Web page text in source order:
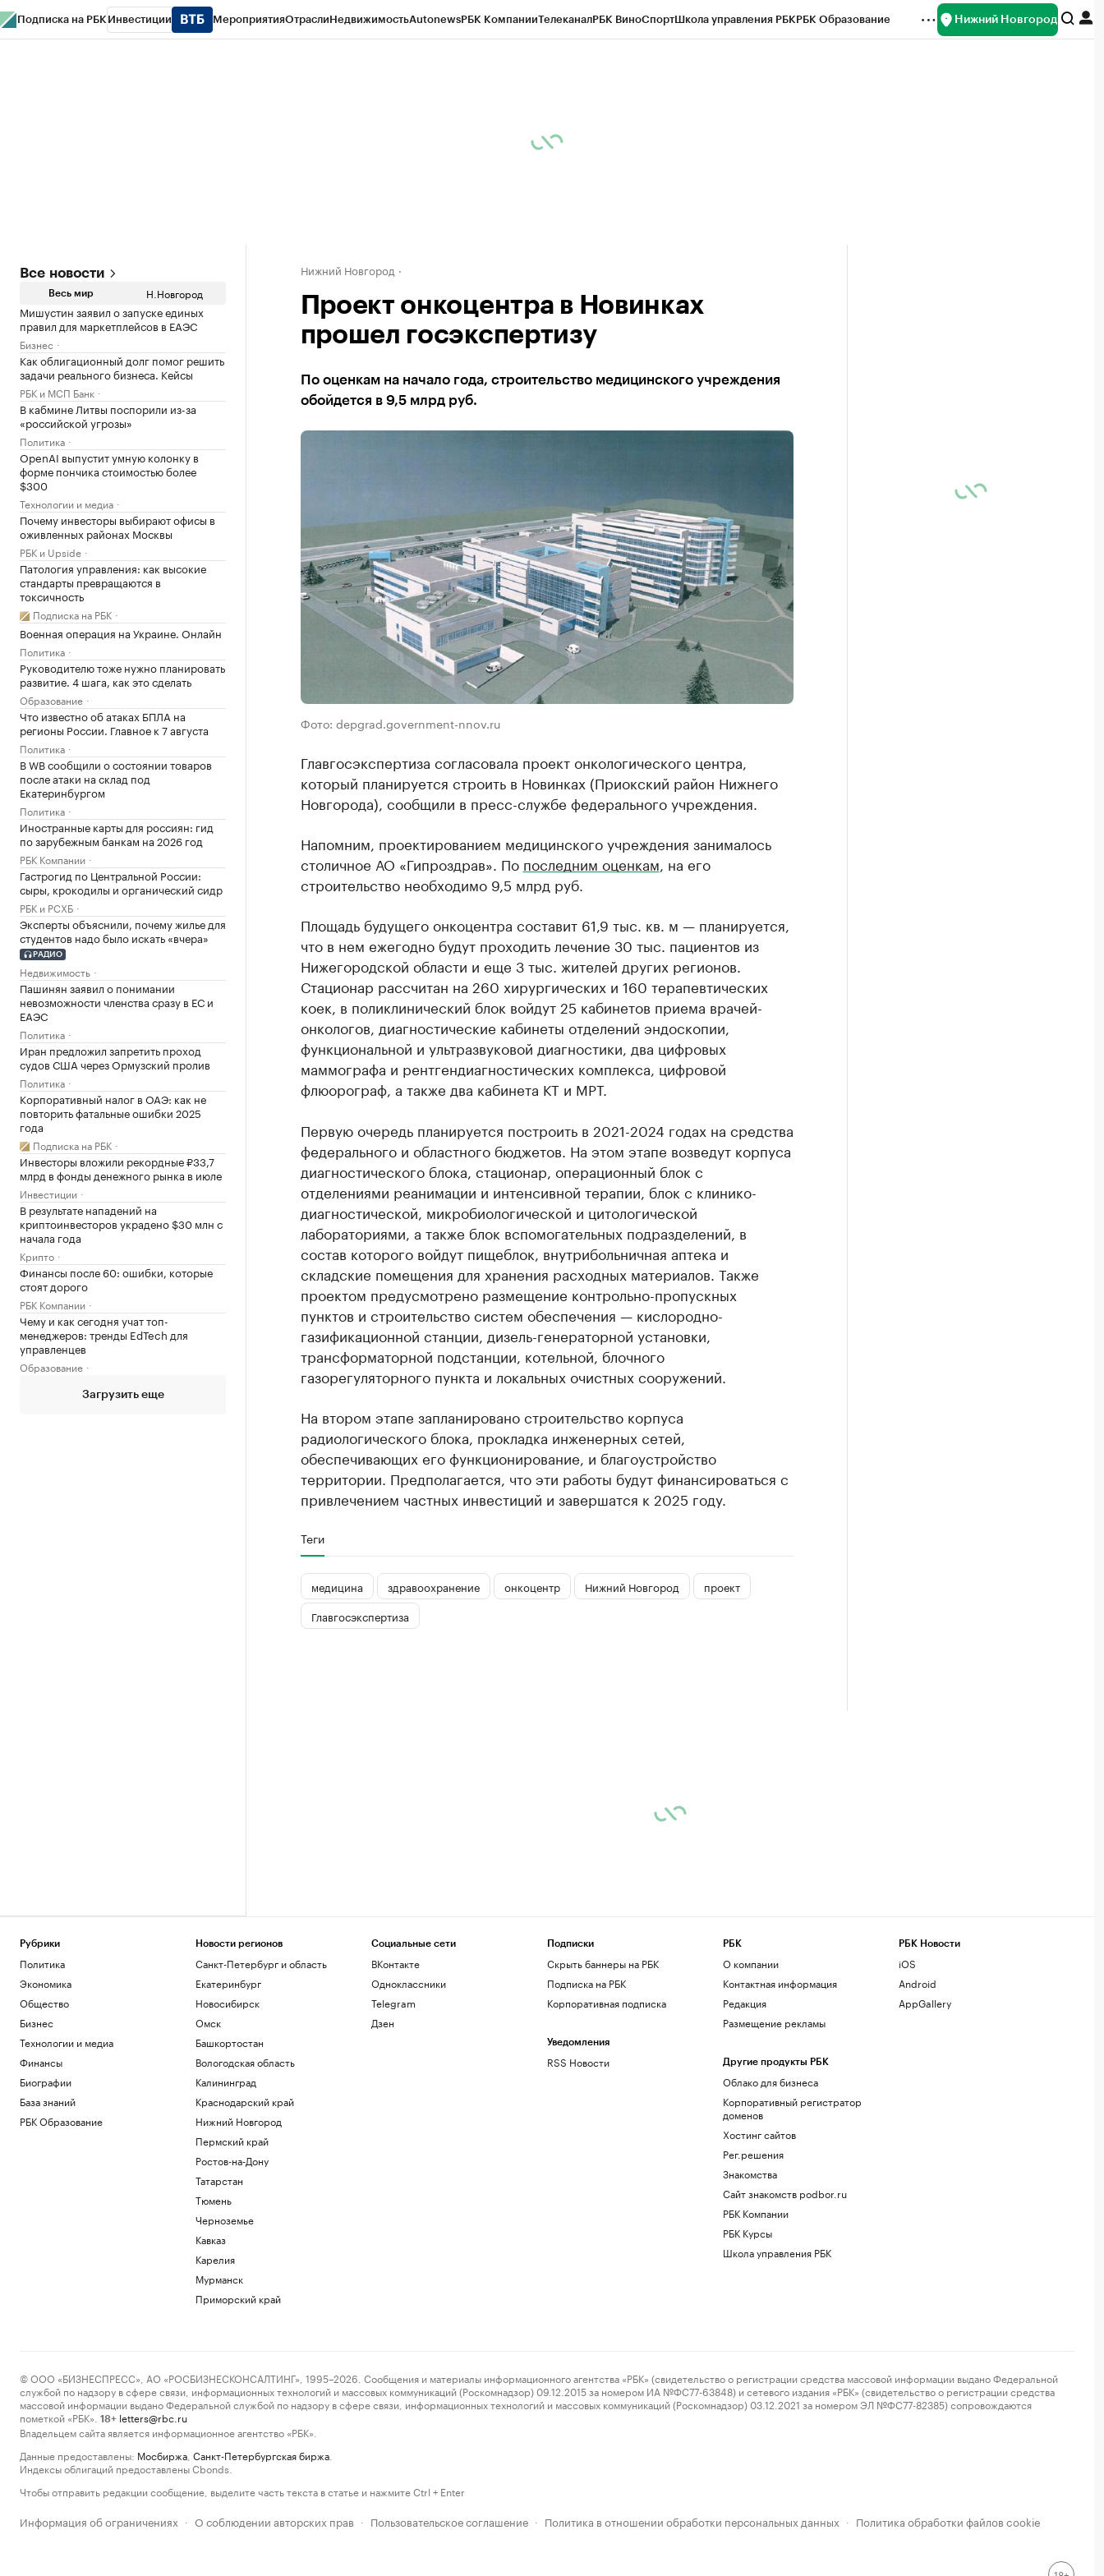
Подписка на РБК Инвестиции МероприятияОтраслиНедвижимостьAutonewsРБК КомпанииТелеканалРБК ВиноСпортШкола управления РБКРБК Образование Нижний Новгород
Все новости
Весь мир Н.Новгород
Мишустин заявил о запуске единых
правил для маркетплейсов в ЕАЭС
Бизнес
Как облигационный долг помог решить
задачи реального бизнеса. Кейсы
РБК и МСП Банк
В кабмине Литвы поспорили из-за
«российской угрозы»
Политика
OpenAI выпустит умную колонку в
форме пончика стоимостью более
$300
Технологии и медиа
Почему инвесторы выбирают офисы в
оживленных районах Москвы
РБК и Upside
Патология управления: как высокие
стандарты превращаются в
токсичность
Подписка на РБК
Военная операция на Украине. Онлайн
Политика
Руководителю тоже нужно планировать
развитие. 4 шага, как это сделать
Образование
Что известно об атаках БПЛА на
регионы России. Главное к 7 августа
Политика
В WB сообщили о состоянии товаров
после атаки на склад под
Екатеринбургом
Политика
Иностранные карты для россиян: гид
по зарубежным банкам на 2026 год
РБК Компании
Гастрогид по Центральной России:
сыры, крокодилы и органический сидр
РБК и РСХБ
Эксперты объяснили, почему жилье для
студентов надо было искать «вчера»
РАДИО
Недвижимость
Пашинян заявил о понимании
невозможности членства сразу в ЕС и
ЕАЭС
Политика
Иран предложил запретить проход
судов США через Ормузский пролив
Политика
Корпоративный налог в ОАЭ: как не
повторить фатальные ошибки 2025
года
Подписка на РБК
Инвесторы вложили рекордные ₽33,7
млрд в фонды денежного рынка в июле
Инвестиции
В результате нападений на
криптоинвесторов украдено $30 млн с
начала года
Крипто
Финансы после 60: ошибки, которые
стоят дорого
РБК Компании
Чему и как сегодня учат топ-
менеджеров: тренды EdTech для
управленцев
Образование
Загрузить еще
Нижний Новгород
Проект онкоцентра в Новинках
прошел госэкспертизу
По оценкам на начало года, строительство медицинского учреждения
обойдется в 9,5 млрд руб.
Фото: depgrad.government-nnov.ru
Главгосэкспертиза согласовала проект онкологического центра,
который планируется строить в Новинках (Приокский район Нижнего
Новгорода), сообщили в пресс-службе федерального учреждения.
Напомним, проектированием медицинского учреждения занималось
столичное АО «Гипроздрав». По последним оценкам , на его
строительство необходимо 9,5 млрд руб.
Площадь будущего онкоцентра составит 61,9 тыс. кв. м — планируется,
что в нем ежегодно будут проходить лечение 30 тыс. пациентов из
Нижегородской области и еще 3 тыс. жителей других регионов.
Стационар рассчитан на 260 хирургических и 160 терапевтических
коек, в поликлинический блок войдут 25 кабинетов приема врачей-
онкологов, диагностические кабинеты отделений эндоскопии,
функциональной и ультразвуковой диагностики, два цифровых
маммографа и рентгендиагностических комплекса, цифровой
флюорограф, а также два кабинета КТ и МРТ.
Первую очередь планируется построить в 2021-2024 годах на средства
федерального и областного бюджетов. На этом этапе возведут корпуса
диагностического блока, стационар, операционный блок с
отделениями реанимации и интенсивной терапии, блок с клинико-
диагностической, микробиологической и цитологической
лабораториями, а также блок вспомогательных подразделений, в
состав которого войдут пищеблок, внутрибольничная аптека и
складские помещения для хранения расходных материалов. Также
проектом предусмотрено размещение контрольно-пропускных
пунктов и строительство систем обеспечения — кислородно-
газификационной станции, дизель-генераторной установки,
трансформаторной подстанции, котельной, блочного
газорегуляторного пункта и локальных очистных сооружений.
На втором этапе запланировано строительство корпуса
радиологического блока, прокладка инженерных сетей,
обеспечивающих его функционирование, и благоустройство
территории. Предполагается, что эти работы будут финансироваться с
привлечением частных инвестиций и завершатся к 2025 году.
Теги
медицина здравоохранение онкоцентр Нижний Новгород
проект
Главгосэкспертиза
Рубрики
Политика
Экономика
Общество
Бизнес
Технологии и медиа
Финансы
Биографии
База знаний
РБК Образование
Новости регионов
Санкт-Петербург и область
Екатеринбург
Новосибирск
Омск
Башкортостан
Вологодская область
Калининград
Краснодарский край
Нижний Новгород
Пермский край
Ростов-на-Дону
Татарстан
Тюмень
Черноземье
Кавказ
Карелия
Мурманск
Приморский край
Социальные сети
ВКонтакте
Одноклассники
Telegram
Дзен
Подписки
Скрыть баннеры на РБК
Подписка на РБК
Корпоративная подписка
Уведомления
RSS Новости
РБК
О компании
Контактная информация
Редакция
Размещение рекламы
Другие продукты РБК
Облако для бизнеса
Корпоративный регистратор
доменов
Хостинг сайтов
Рег.решения
Знакомства
Сайт знакомств podbor.ru
РБК Компании
РБК Курсы
Школа управления РБК
РБК Новости
iOS
Android
AppGallery
© ООО «БИЗНЕСПРЕСС», АО «РОСБИЗНЕСКОНСАЛТИНГ», 1995–2026. Сообщения и материалы информационного агентства «РБК» (свидетельство о регистрации средства массовой информации выдано Федеральной
службой по надзору в сфере связи, информационных технологий и массовых коммуникаций (Роскомнадзор) 09.12.2015 за номером ИА №ФС77-63848) и сетевого издания «РБК» (свидетельство о регистрации средства
массовой информации выдано Федеральной службой по надзору в сфере связи, информационных технологий и массовых коммуникаций (Роскомнадзор) 03.12.2021 за номером ЭЛ №ФС77-82385) сопровождаются
пометкой «РБК».
18+ letters@rbc.ru
Владельцем сайта является информационное агентство «РБК».
Данные предоставлены: Мосбиржа Санкт-Петербургская биржа
Индексы облигаций предоставлены Cbonds.
Чтобы отправить редакции сообщение, выделите часть текста в статье и нажмите Ctrl + Enter
Информация об ограничениях · О соблюдении авторских прав · Пользовательское соглашение · Политика в отношении обработки персональных данных · Политика обработки файлов cookie